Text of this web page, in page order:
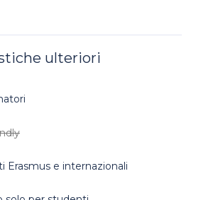
ulteriori
Erasmus e internazionali